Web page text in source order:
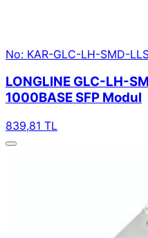
No: KAR-GLC-LH-SMD-LL
LONGLINE GLC-LH-
1000BASE SFP Modul
839,81 TL